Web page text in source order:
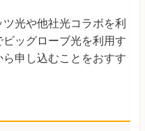
光や他社光コラボを利
ッグローブ光を利用す
ら申し込むことをおすす